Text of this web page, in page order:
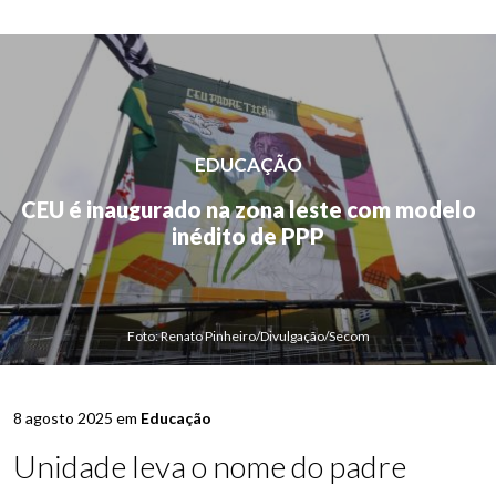
EDUCAÇÃO
CEU é inaugurado na zona leste com modelo
inédito de PPP
Foto: Renato Pinheiro/Divulgação/Secom
8 agosto 2025 em Educação
Unidade leva o nome do padre